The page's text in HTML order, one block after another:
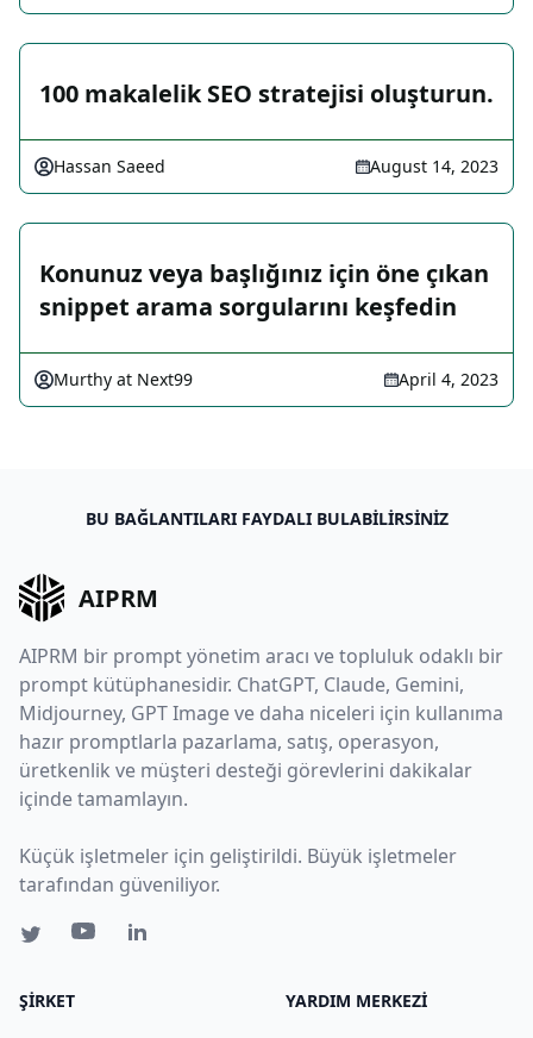
100 makalelik SEO stratejisi oluşturun.
Hassan Saeed August 14, 2023
Konunuz veya başlığınız için öne çıkan
snippet arama sorgularını keşfedin
Murthy at Next99 April 4, 2023
BU BAĞLANTILARI FAYDALI BULABILIRSINIZ
AIPRM
AIPRM bir prompt yönetim aracı ve topluluk odaklı bir
prompt kütüphanesidir. ChatGPT, Claude, Gemini,
Midjourney, GPT Image ve daha niceleri için kullanıma
hazır promptlarla pazarlama, satış, operasyon,
üretkenlik ve müşteri desteği görevlerini dakikalar
içinde tamamlayın.
Küçük işletmeler için geliştirildi. Büyük işletmeler
tarafından güveniliyor.
ŞIRKET YARDIM MERKEZI